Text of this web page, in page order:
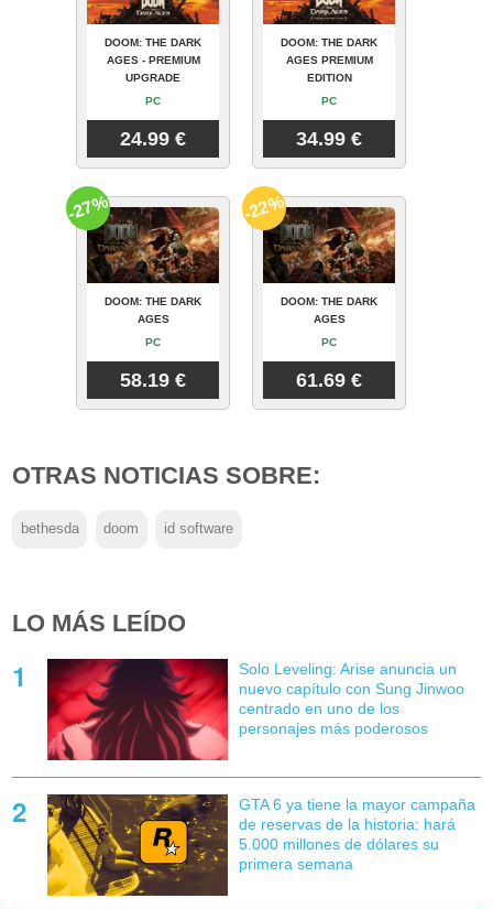
DOOM: THE DARK
AGES - PREMIUM
UPGRADE
PC
24.99 €
DOOM: THE DARK
AGES PREMIUM
EDITION
PC
34.99 €
DOOM: THE DARK
AGES
PC
58.19 €
-27%
DOOM: THE DARK
AGES
PC
61.69 €
-22%
OTRAS NOTICIAS SOBRE:
bethesda doom id software
LO MÁS LEÍDO
Solo Leveling: Arise anuncia un
nuevo capítulo con Sung Jinwoo
centrado en uno de los
personajes más poderosos
GTA 6 ya tiene la mayor campaña
de reservas de la historia: hará
5.000 millones de dólares su
primera semana